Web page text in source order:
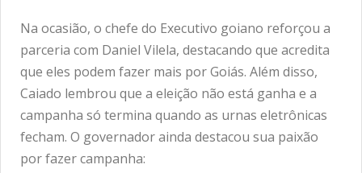
Na ocasião, o chefe do Executivo goiano reforçou a
parceria com Daniel Vilela, destacando que acredita
que eles podem fazer mais por Goiás. Além disso,
Caiado lembrou que a eleição não está ganha e a
campanha só termina quando as urnas eletrônicas
fecham. O governador ainda destacou sua paixão
por fazer campanha: